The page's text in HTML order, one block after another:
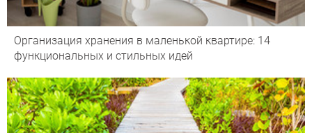
Организация хранения в маленькой квартире: 14
функциональных и стильных идей